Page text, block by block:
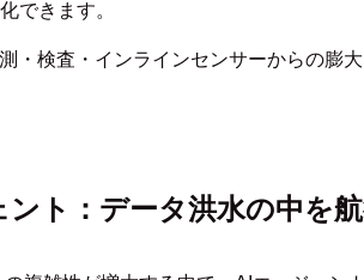
できます。
・検査・インラインセンサーからの膨
ント：データ洪水の中を